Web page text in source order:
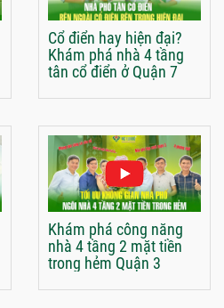
Cổ điển hay hiện đại?
Khám phá nhà 4 tầng
tân cổ điển ở Quận 7
Khám phá công năng
nhà 4 tầng 2 mặt tiền
trong hẻm Quận 3